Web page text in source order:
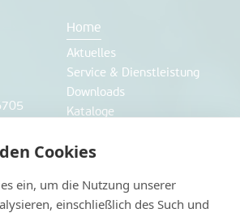
Cookies
ein, um die Nutzung unserer
einschließlich des Such und
Home
Aktuelles
Service & Dienstleistung
Downloads
Kataloge
Webshop